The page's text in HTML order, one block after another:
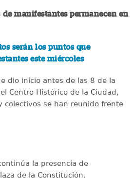
de manifestantes permanecen en
serán los puntos que
este miércoles
dio inicio antes de las 8 de la
Centro Histórico de la Ciudad,
colectivos se han reunido frente
la presencia de
de la Constitución.